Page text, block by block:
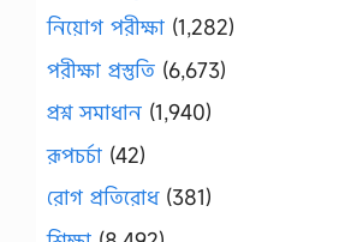
নিয়োগ পরীক্ষা (1,282)
পরীক্ষা প্রস্তুতি (6,673)
প্রশ্ন সমাধান (1,940)
রূপচর্চা (42)
রোগ প্রতিরোধ(381)